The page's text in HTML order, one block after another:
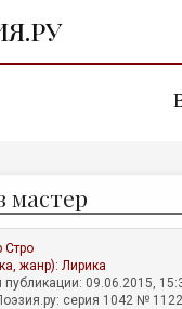
мастер
Стро
жанр):Лирика
публикации: 09.06.2015,
серия 1042 №